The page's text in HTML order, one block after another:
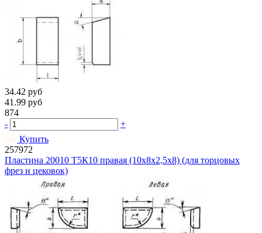
34.42 руб
41.99 руб
874
-
+
Купить
257972
Пластина 20010 Т5К10 правая (10х8х2,5х8) (для торцовых
фрез и цековок)